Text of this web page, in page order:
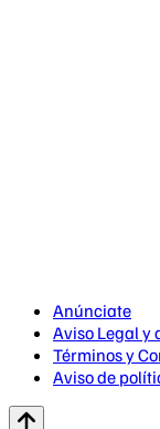
Anúnciate
Aviso Legal y
Términos y
Aviso de